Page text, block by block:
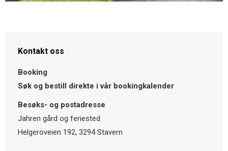
Kontakt oss
Booking
Søk og bestill direkte i vår bookingkalender
Besøks- og postadresse
Jahren gård og feriested
Helgeroveien 192, 3294 Stavern